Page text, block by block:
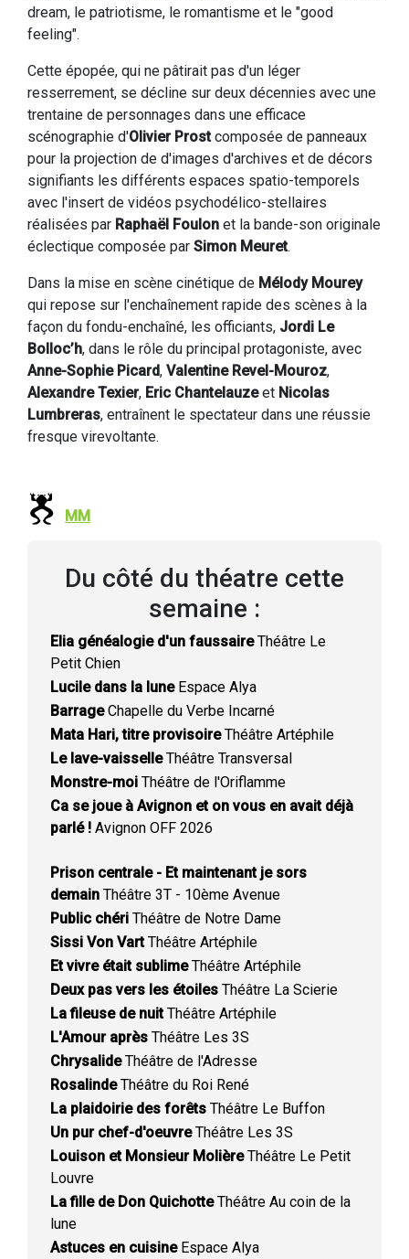
dream, le patriotisme, le romantisme et le "good
feeling".
Cette épopée, qui ne pâtirait pas d'un léger
resserrement, se décline sur deux décennies avec une
trentaine de personnages dans une efficace
scénographie d'Olivier Prostcomposée de panneaux
pour la projection de d'images d'archives et de décors
signifiants les différents espaces spatio-temporels
avec l'insert de vidéos psychodélico-stellaires
réalisées par Raphaël Foulon et la bande-son originale
éclectique composée par Simon Meuret.
Dans la mise en scène cinétique de Mélody Mourey
qui repose sur l'enchaînement rapide des scènes à la
façon du fondu-enchaîné, les officiants, Jordi Le
Bolloc’h, dans le rôle du principal protagoniste, avec
Anne-Sophie Picard, Valentine Revel-Mouroz,
Alexandre Texier, Eric Chantelauzeet Nicolas
Lumbreras, entraînent le spectateur dans une réussie
fresque virevoltante.
MM
Du côté du théatre cette
semaine :
Elia généalogie d'un faussaireThéâtre Le
Petit Chien
Lucile dans la luneEspace Alya
BarrageChapelle du Verbe Incarné
Mata Hari, titre provisoireThéâtre Artéphile
Le lave-vaisselleThéâtre Transversal
Monstre-moi Théâtre de l'Oriflamme
Ca se joue à Avignon et on vous en avait déjà
parlé ! Avignon OFF 2026
Prison centrale - Et maintenant je sors
demain Théâtre 3T - 10ème Avenue
Public chéri Théâtre de Notre Dame
Sissi Von VartThéâtre Artéphile
Et vivre était sublimeThéâtre Artéphile
Deux pas vers les étoiles Théâtre La Scierie
La fileuse de nuitThéâtre Artéphile
L'Amour après Théâtre Les 3S
ChrysalideThéâtre de l'Adresse
RosalindeThéâtre du Roi René
La plaidoirie des forêts Théâtre Le Buffon
Un pur chef-d'oeuvreThéâtre Les 3S
Louison et Monsieur MolièreThéâtre Le Petit
Louvre
La fille de Don QuichotteThéâtre Au coin de la
lune
Astuces en cuisineEspace Alya